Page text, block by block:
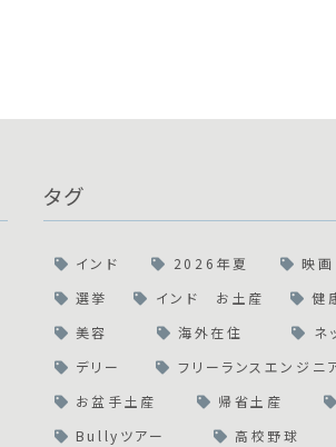
タグ
インド 2026年夏 映画
選挙
インド お土産 健
美容
海外在住
ネ
デリー
フリーランスエンジニ
お盆手土産
帰省土産
Bullyツアー
高校野球